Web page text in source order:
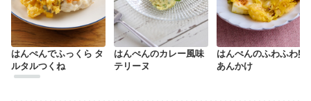
はんぺんでふっくら タ
ルタルつくね
はんぺんのカレー風味
テリーヌ
はんぺんのふわふわ卵
あんかけ